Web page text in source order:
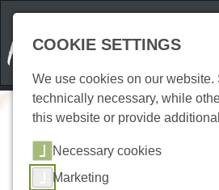
COOKIE SETTINGS
We use cookies on our website.
technically necessary, while
this website or provide
Necessary cookies
Marketing